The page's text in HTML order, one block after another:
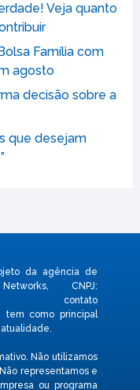
Veja quanto
Família com
agosto
decisão sobre a
que desejam
da agência de
CNPJ:
contato
tem como principal
Não utilizamos
representamos e
ou programa